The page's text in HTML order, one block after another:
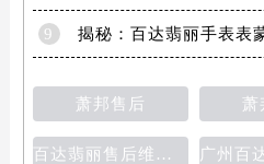
9
萧邦售后 萧
百达翡丽售后维修保养费用价目表